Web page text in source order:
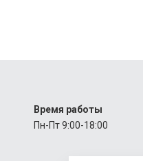
Время работы
Пн-Пт 9:00-18:00